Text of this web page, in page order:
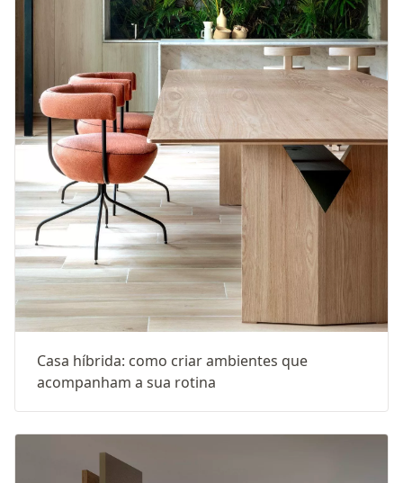
Casa híbrida: como criar ambientes que
acompanham a sua rotina